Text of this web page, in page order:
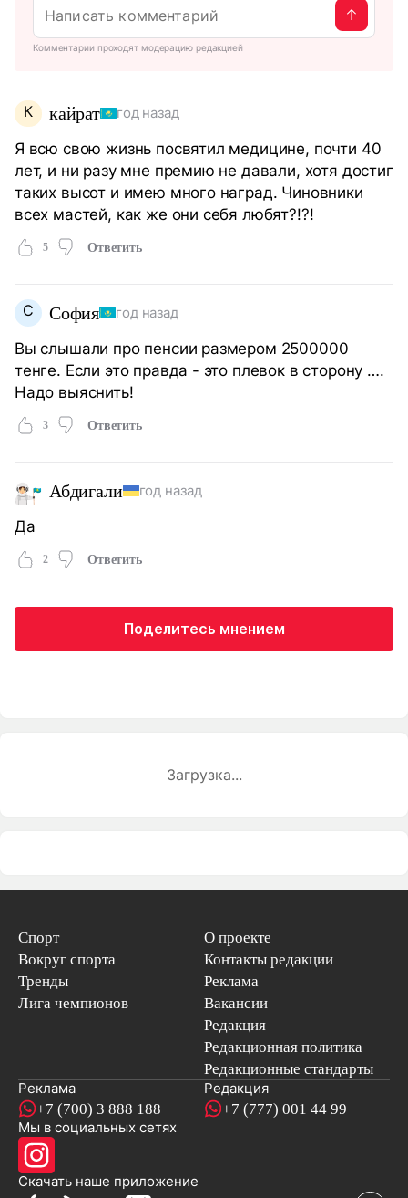
Комментарии проходят модерацию редакцией
К кайрат год назад
Я всю свою жизнь посвятил медицине, почти 40
лет, и ни разу мне премию не давали, хотя достиг
таких высот и имею много наград. Чиновники
всех мастей, как же они себя любят?!?!
5 Ответить
С София год назад
Вы слышали про пенсии размером 2500000
тенге. Если это правда - это плевок в сторону ….
Надо выяснить!
3 Ответить
Абдигали год назад
Да
2 Ответить
Поделитесь мнением
Загрузка...
Спорт
Вокруг спорта
Тренды
Лига чемпионов
О проекте
Контакты редакции
Реклама
Вакансии
Редакция
Редакционная политика
Редакционные стандарты
Реклама
+7 (700) 3 888 188
Редакция
+7 (777) 001 44 99
Мы в социальных сетях
Скачать наше приложениеновостей